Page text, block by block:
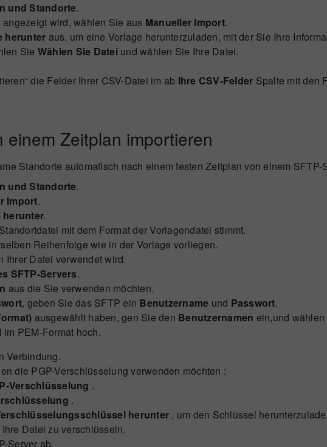
und Standorte.
wird, wählen Sie aus Manueller Import.
herunter aus, um eine Vorlage herunterzuladen, mit der Sie Ihre
Sie Wählen Sie Dateiund wählen Sie Ihre Datei.
die Felder Ihrer CSV-Datei im ab Ihre CSV-Felder Spalte mit den
Zeitplan importieren
Standorte automatisch nach einem festen Zeitplan von einem
und Standorte.
Import.
herunter.
mit dem Format der Vorlagendatei stimmt.
Reihenfolge wie in der Vorlage vorliegen.
Ihrer Datei verwendet wird.
SFTP-Servers.
aus die Sie verwenden möchten.
, geben Sie das SFTP ein Benutzername und Passwort.
ausgewählt haben, gen Sie den Benutzernamen ein,und
PEM-Format hoch.
Verbindung.
die PGP-Verschlüsselung verwenden möchten :
Verschlüsselung .
.
herunter , um den Schlüssel
Datei zu verschlüsseln.
Server ab.